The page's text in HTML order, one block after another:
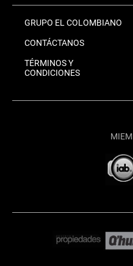
GRUPO EL COLOMBIANO
CONTÁCTANOS
TÉRMINOS Y
CONDICIONES